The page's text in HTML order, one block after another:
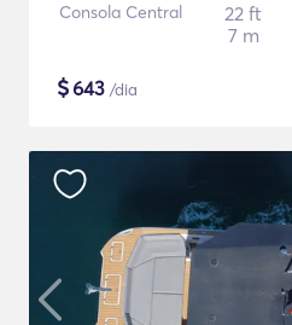
Consola Central
22 ft
7 m
$643 /dia